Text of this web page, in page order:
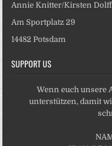
Annie Knitter/Kirsten Dolff
Am Sportplatz 29
14482 Potsdam
SUPPORT US
Wenn euch unsere
unterstützen, damit